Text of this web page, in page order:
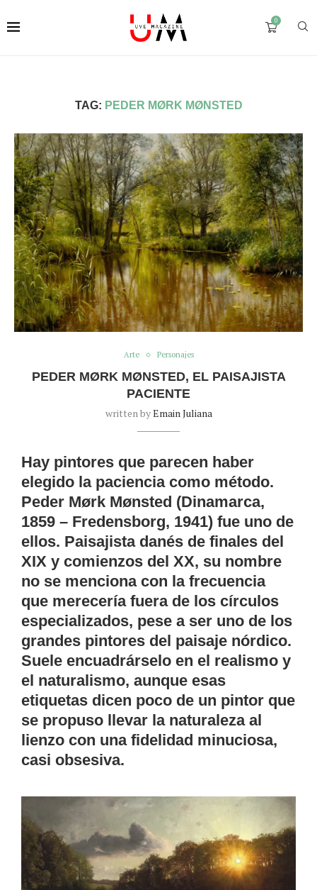
0
TAG: PEDER MØRK MØNSTED
Arte Personajes
PEDER MØRK MØNSTED, EL PAISAJISTA
PACIENTE
written byEmain Juliana
Hay pintores que parecen haber
elegido la paciencia como método.
Peder Mørk Mønsted (Dinamarca,
1859 – Fredensborg, 1941) fue uno de
ellos. Paisajista danés de finales del
XIX y comienzos del XX, su nombre
no se menciona con la frecuencia
que merecería fuera de los círculos
especializados, pese a ser uno de los
grandes pintores del paisaje nórdico.
Suele encuadrárselo en el realismo y
el naturalismo, aunque esas
etiquetas dicen poco de un pintor que
se propuso llevar la naturaleza al
lienzo con una fidelidad minuciosa,
casi obsesiva.